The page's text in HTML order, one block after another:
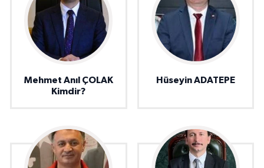
Mehmet Anıl ÇOLAK
Kimdir?
Hüseyin ADATEPE